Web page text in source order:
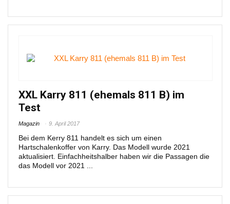
XXL Karry 811 (ehemals 811 B) im
Test
Magazin 9. April 2017
Bei dem Kerry 811 handelt es sich um einen
Hartschalenkoffer von Karry. Das Modell wurde 2021
aktualisiert. Einfachheitshalber haben wir die Passagen die
das Modell vor 2021 ...